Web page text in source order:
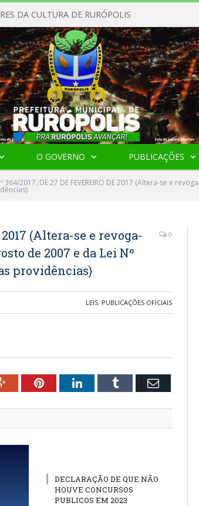
DA CULTURA DE RURÓPOLIS
O GOVERNO PUBLICAÇÕES
364/2017, DE 27 DE FEVEREIRO DE 2017 (Altera-se e
2017 (Altera-se e revoga-
de 2007 e da Lei Nº
providências)
0
LEIS, PUBLICAÇÕES OFICIAIS
Google+PinterestLinkedInTumblr Email
DECLARAÇÃO DE QUE NÃO
HOUVE CONCURSOS
PUBLICOS EM 2023